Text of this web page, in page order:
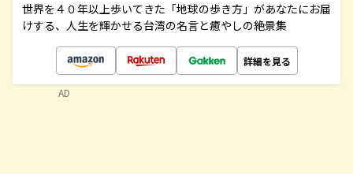
世界を４０年以上歩いてきた「地球の歩き方」があなたにお届
けする、人生を輝かせる台湾の名言と癒やしの絶景集
詳細を見る
AD